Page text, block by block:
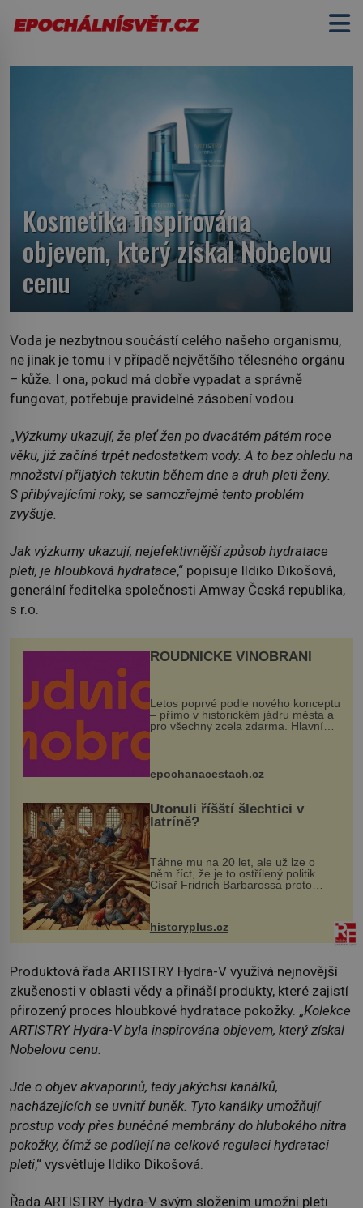
Kosmetika inspirována
objevem, který získal Nobelovu
cenu
Voda je nezbytnou součástí celého našeho organismu,
ne jinak je tomu i v případě největšího tělesného orgánu
– kůže. I ona, pokud má dobře vypadat a správně
fungovat, potřebuje pravidelné zásobení vodou.
„Výzkumy ukazují, že pleť žen po dvacátém pátém roce
věku, již začíná trpět nedostatkem vody. A to bez ohledu na
množství přijatých tekutin během dne a druh pleti ženy.
S přibývajícími roky, se samozřejmě tento problém
zvyšuje.
Jak výzkumy ukazují, nejefektivnější způsob hydratace
pleti, je hloubková hydratace,“ popisuje Ildiko Dikošová,
generální ředitelka společnosti Amway Česká republika,
s r.o.
ROUDNICKÉ VINOBRANÍ
Letos poprvé podle nového konceptu
– přímo v historickém jádru města a
pro všechny zcela zdarma. Hlavní
program se odehraje na Karlově a
mohou těšit na víno, burčák, pes...
epochanacestach.cz
Utonuli říšští šlechtici v
latríně?
Táhne mu na 20 let, ale už lze o
něm říct, že je to ostřílený politik.
Císař Fridrich Barbarossa proto
posílá svého syna a dědice Jindřicha
VI. do Erfurtu, aby se stal
prostředníkem při řešení sporu m...
historyplus.cz
Produktová řada ARTISTRY Hydra-V využívá nejnovější
zkušenosti v oblasti vědy a přináší produkty, které zajistí
přirozený proces hloubkové hydratace pokožky. „Kolekce
ARTISTRY Hydra-V byla inspirována objevem, který získal
Nobelovu cenu.
Jde o objev akvaporinů, tedy jakýchsi kanálků,
nacházejících se uvnitř buněk. Tyto kanálky umožňují
prostup vody přes buněčné membrány do hlubokého nitra
pokožky, čímž se podílejí na celkové regulaci hydrataci
pleti,“ vysvětluje Ildiko Dikošová.
Řada ARTISTRY Hydra-V svým složením umožní pleti